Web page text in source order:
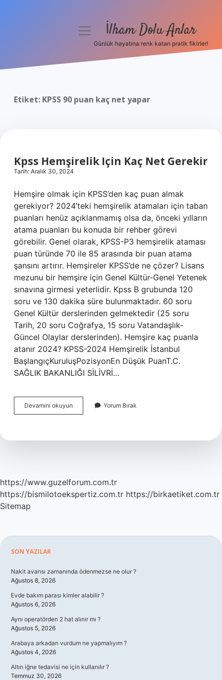
menüyü İlham Dolu Anlar
Günlük hayatına renk katan pratik fikirler!
Etiket: KPSS 90 puan kaç net yapar
Kpss Hemşirelik Için Kaç Net Gerekir
Tarih: Aralık 30, 2024
Hemşire olmak için KPSS’den kaç puan almak
gerekiyor? 2024’teki hemşirelik atamaları için taban
puanları henüz açıklanmamış olsa da, önceki yılların
atama puanları bu konuda bir rehber görevi
görebilir. Genel olarak, KPSS-P3 hemşirelik ataması
puan türünde 70 ile 85 arasında bir puan atama
şansını artırır. Hemşireler KPSS’de ne çözer? Lisans
mezunu bir hemşire için Genel Kültür-Genel Yetenek
sınavına girmesi yeterlidir. Kpss B grubunda 120
soru ve 130 dakika süre bulunmaktadır. 60 soru
Genel Kültür derslerinden gelmektedir (25 soru
Tarih, 20 soru Coğrafya, 15 soru Vatandaşlık-
Güncel Olaylar derslerinden). Hemşire kaç puanla
atanır 2024? KPSS-2024 Hemşirelik İstanbul
BaşlangıçKuruluşPozisyonEn Düşük PuanT.C.
SAĞLIK BAKANLIĞI SİLİVRİ…
Devamını okuyun
Hemşirelik
Net
Yorum Bırak
https://www.guzelforum.com.tr
https://bismilotoekspertiz.com.tr https://birkaetiket.com.tr
Sitemap
Sidebar
SON YAZILAR
Nakit avansı zamanında ödenmezse ne olur ?
Ağustos 8, 2026
Evde bakım parası kimler alabilir ?
Ağustos 6, 2026
Aynı operatörden 2 hat alınır mı ?
Ağustos 5, 2026
Arabaya arkadan vurdum ne yapmalıyım ?
Ağustos 4, 2026
Altın iğne tedavisi ne için kullanılır ?
Temmuz 30, 2026